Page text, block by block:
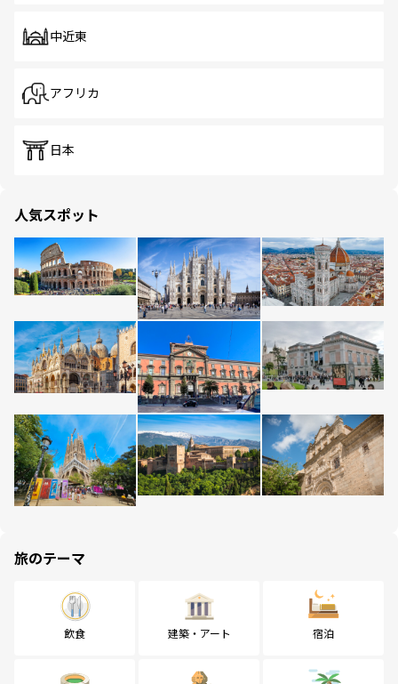
中近東
アフリカ
日本
人気スポット
旅のテーマ
飲食 建築・アート 宿泊